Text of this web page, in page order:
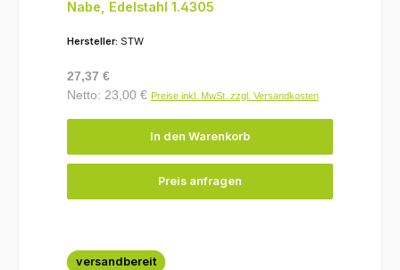
Nabe, Edelstahl 1.4305
Hersteller: STW
Regulärer Preis:
27,37 €
Netto: 23,00 € Preise inkl. MwSt. zzgl. Versandkosten
In den Warenkorb
Preis anfragen
versandbereit